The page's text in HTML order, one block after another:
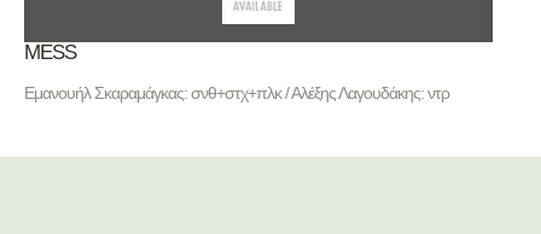
ΜΕSS
Εμανουήλ Σκαραμάγκας: σνθ+στχ+πλκ / Αλέξης Λαγουδάκης: ντρ